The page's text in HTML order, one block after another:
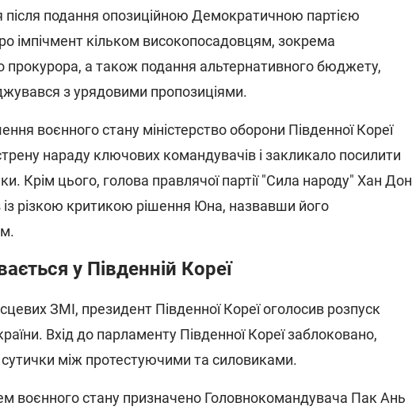
після подання опозиційною Демократичною партією
імпічмент кільком високопосадовцям, зокрема
прокурора, а також подання альтернативного бюджету,
з урядовими пропозиціями.
воєнного стану міністерство оборони Південної Кореї
нараду ключових командувачів і закликало посилити
Крім цього, голова правлячої партії "Сила народу" Хан Дон
із різкою критикою рішення Юна, назвавши його
у Південній Кореї
ЗМІ, президент Південної Кореї оголосив розпуск
Вхід до парламенту Південної Кореї заблоковано,
між протестуючими та силовиками.
воєнного стану призначено Головнокомандувача Пак Ань